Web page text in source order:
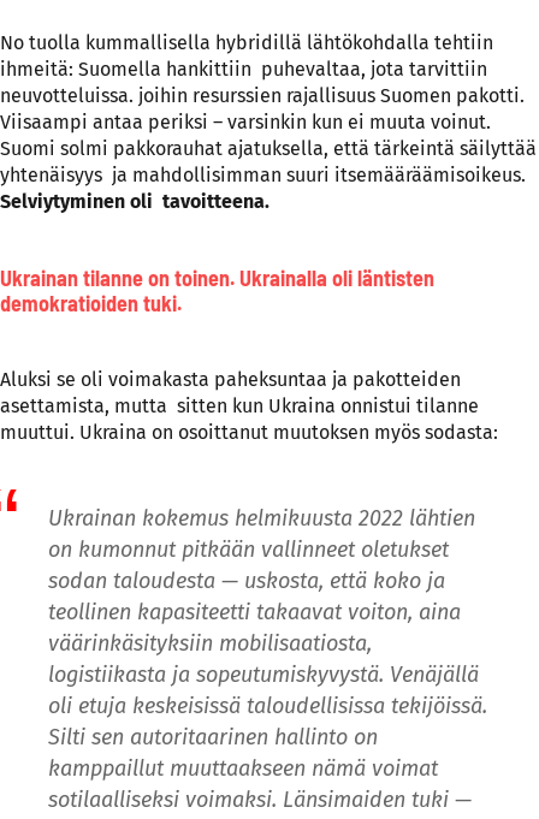
No tuolla kummallisella hybridillä lähtökohdalla tehtiin
ihmeitä: Suomella hankittiin puhevaltaa, jota tarvittiin
neuvotteluissa. joihin resurssien rajallisuus Suomen pakotti.
Viisaampi antaa periksi – varsinkin kun ei muuta voinut.
Suomi solmi pakkorauhat ajatuksella, että tärkeintä säilyttää
yhtenäisyys ja mahdollisimman suuri itsemääräämisoikeus.
Selviytyminen oli tavoitteena.
Ukrainan tilanne on toinen. Ukrainalla oli läntisten
demokratioiden tuki.
Aluksi se oli voimakasta paheksuntaa ja pakotteiden
asettamista, mutta sitten kun Ukraina onnistui tilanne
muuttui. Ukraina on osoittanut muutoksen myös sodasta:
Ukrainan kokemus helmikuusta 2022 lähtien
on kumonnut pitkään vallinneet oletukset
sodan taloudesta — uskosta, että koko ja
teollinen kapasiteetti takaavat voiton, aina
väärinkäsityksiin mobilisaatiosta,
logistiikasta ja sopeutumiskyvystä. Venäjällä
oli etuja keskeisissä taloudellisissa tekijöissä.
Silti sen autoritaarinen hallinto on
kamppaillut muuttaakseen nämä voimat
sotilaalliseksi voimaksi. Länsimaiden tuki —